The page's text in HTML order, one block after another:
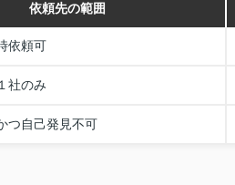
依頼先の範囲
依頼可
社のみ
つ自己発見不可